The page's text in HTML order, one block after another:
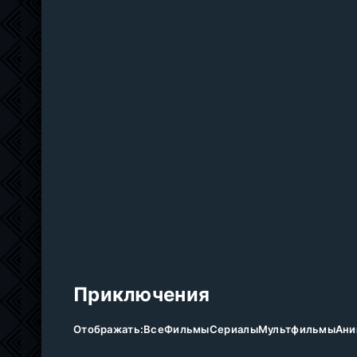
Приключения
Отображать:ВсеФильмыСериалыМультфильмы